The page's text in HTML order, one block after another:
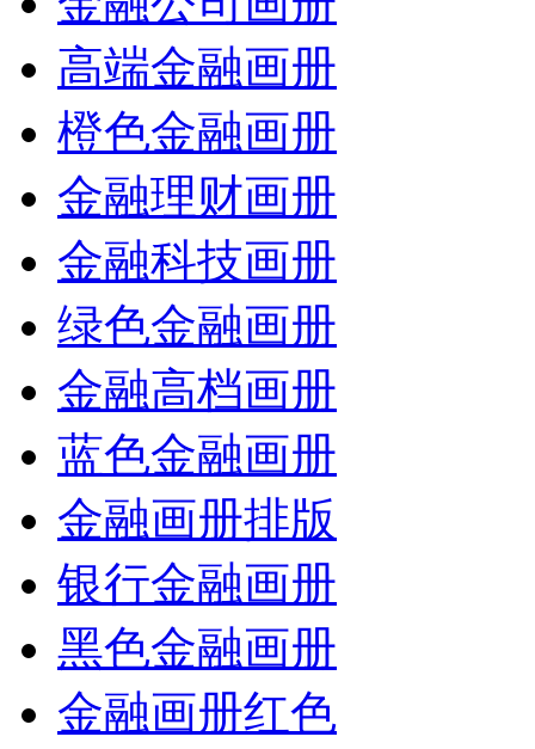
高端金融画册
橙色金融画册
金融理财画册
金融科技画册
绿色金融画册
金融高档画册
蓝色金融画册
金融画册排版
银行金融画册
黑色金融画册
金融画册红色